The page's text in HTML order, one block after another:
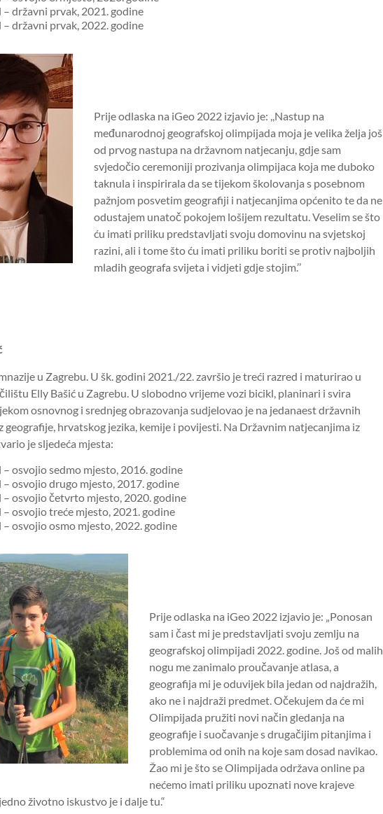
– državni prvak, 2021. godine
– državni prvak, 2022. godine
Prije odlaska na iGeo 2022 izjavio je: ,,Nastup na
međunarodnoj geografskoj olimpijada moja je velika želja još
od prvog nastupa na državnom natjecanju, gdje sam
svjedočio ceremoniji prozivanja olimpijaca koja me duboko
taknula i inspirirala da se tijekom školovanja s posebnom
pažnjom posvetim geografiji i natjecanjima općenito te da ne
odustajem unatoč pokojem lošijem rezultatu. Veselim se što
ću imati priliku predstavljati svoju domovinu na svjetskoj
razini, ali i tome što ću imati priliku boriti se protiv najboljih
mladih geografa svijeta i vidjeti gdje stojim.’’
u Zagrebu. U šk. godini 2021./22. završio je treći razred i maturirao u
Elly Bašić u Zagrebu. U slobodno vrijeme vozi bicikl, planinari i svira
osnovnog i srednjeg obrazovanja sudjelovao je na jedanaest državnih
geografije, hrvatskog jezika, kemije i povijesti. Na Državnim natjecanjima iz
je sljedeća mjesta:
– osvojio sedmo mjesto, 2016. godine
– osvojio drugo mjesto, 2017. godine
– osvojio četvrto mjesto, 2020. godine
– osvojio treće mjesto, 2021. godine
– osvojio osmo mjesto, 2022. godine
Prije odlaska na iGeo 2022 izjavio je: „Ponosan
sam i čast mi je predstavljati svoju zemlju na
geografskoj olimpijadi 2022. godine. Još od malih
nogu me zanimalo proučavanje atlasa, a
geografija mi je oduvijek bila jedan od najdražih,
ako ne i najdraži predmet. Očekujem da će mi
Olimpijada pružiti novi način gledanja na
geografije i suočavanje s drugačijim pitanjima i
problemima od onih na koje sam dosad navikao.
Žao mi je što se Olimpijada održava online pa
nećemo imati priliku upoznati nove krajeve
životno iskustvo je i dalje tu.“